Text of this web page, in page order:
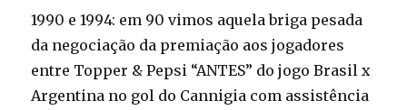
1990 e 1994: em 90 vimos aquela briga pesada
da negociação da premiação aos jogadores
entre Topper & Pepsi “ANTES” do jogo Brasil x
Argentina no gol do Cannigia com assistência